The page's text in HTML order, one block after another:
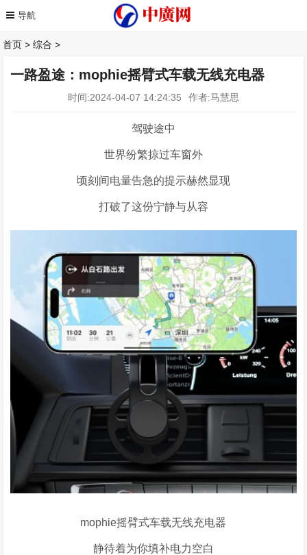
首页 >综合 >
一路盈途：mophie摇臂式车载无线充电器
时间:2024-04-07 14:24:35 作者:马慧思
驾驶途中
世界纷繁掠过车窗外
顷刻间电量告急的提示赫然显现
打破了这份宁静与从容
mophie摇臂式车载无线充电器
静待着为你填补电力空白